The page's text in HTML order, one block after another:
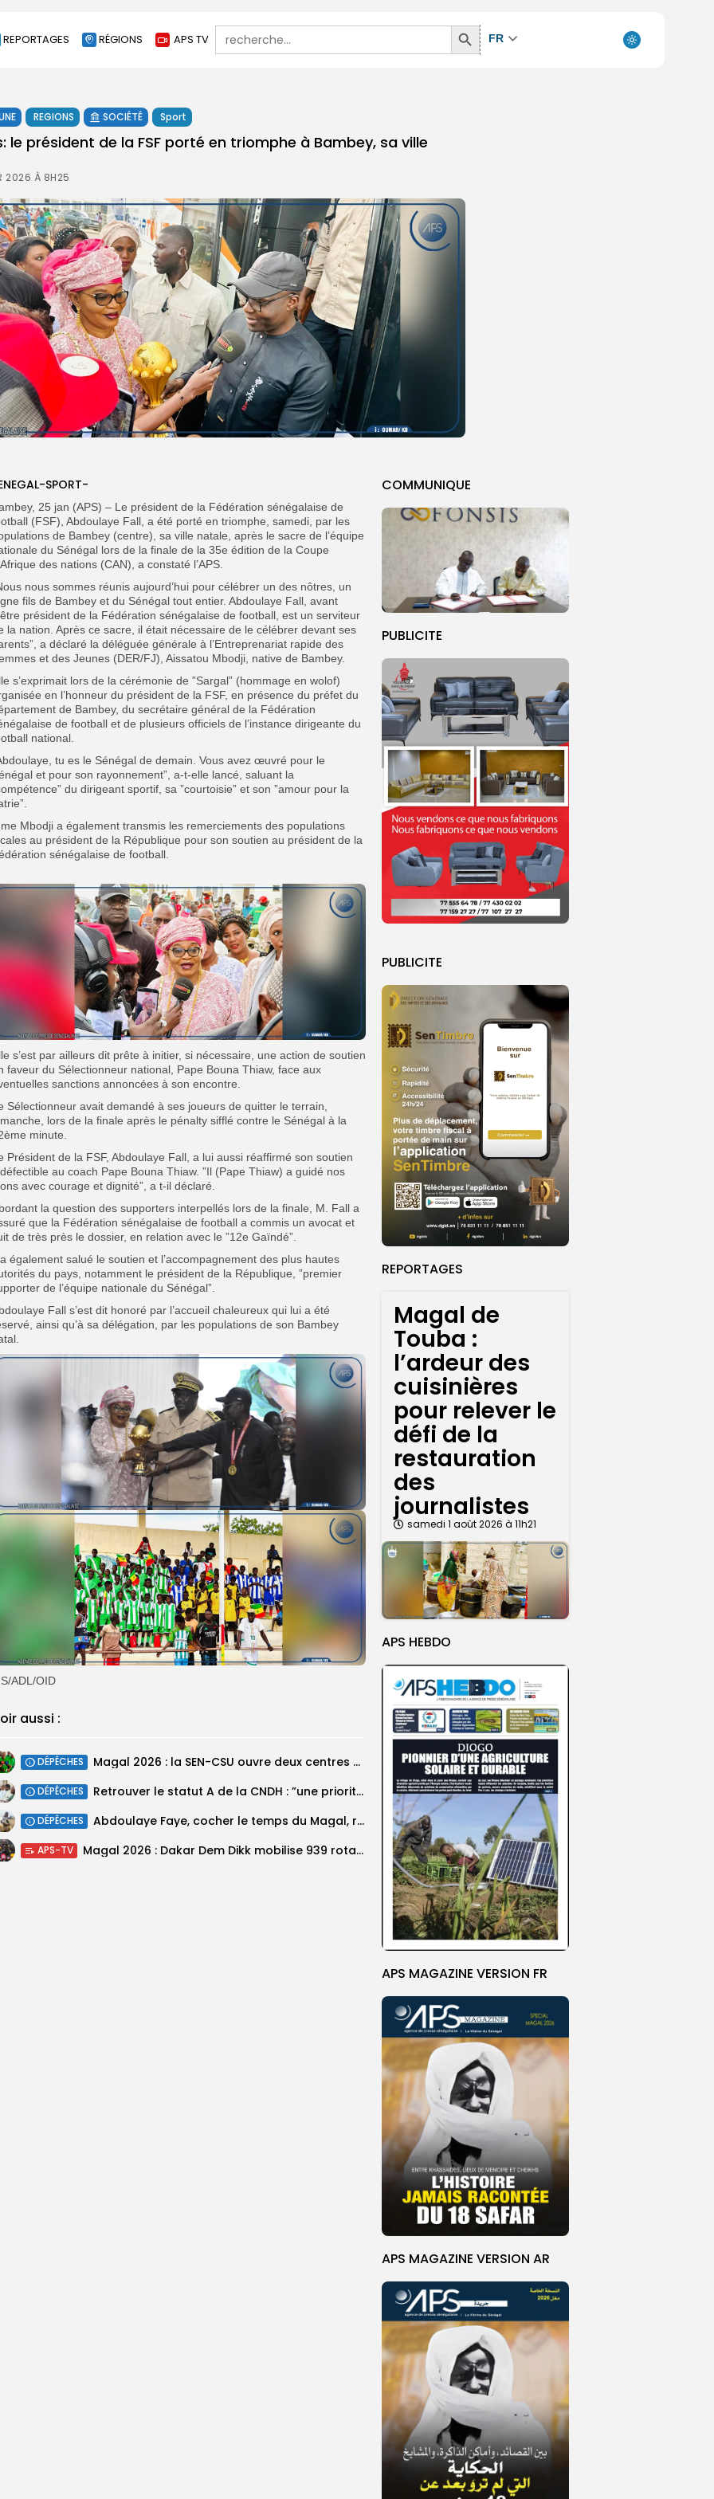
REPORTAGES RÉGIONS APS TV
Search
for:
Search
Button
FR
REGIONS SOCIÉTÉ Sport
le président de la FSF porté en triomphe à Bambey, sa ville
2026 À 8H25
COMMUNIQUE
PUBLICITE
PUBLICITE
REPORTAGES
Magal de
Touba :
l’ardeur des
cuisinières
pour relever le
défi de la
restauration
des
journalistes
samedi 1 août 2026 à 11h21
APS HEBDO
APS MAGAZINE VERSION FR
APS MAGAZINE VERSION AR
SPORT-
25 jan (APS) – Le président de la Fédération sénégalaise de
(FSF), Abdoulaye Fall, a été porté en triomphe, samedi, par les
de Bambey (centre), sa ville natale, après le sacre de l’équipe
du Sénégal lors de la finale de la 35e édition de la Coupe
des nations (CAN), a constaté l’APS.
nous sommes réunis aujourd’hui pour célébrer un des nôtres, un
fils de Bambey et du Sénégal tout entier. Abdoulaye Fall, avant
président de la Fédération sénégalaise de football, est un serviteur
la nation. Après ce sacre, il était nécessaire de le célébrer devant ses
a déclaré la déléguée générale à l’Entreprenariat rapide des
et des Jeunes (DER/FJ), Aissatou Mbodji, native de Bambey.
s’exprimait lors de la cérémonie de ”Sargal” (hommage en wolof)
en l’honneur du président de la FSF, en présence du préfet du
de Bambey, du secrétaire général de la Fédération
de football et de plusieurs officiels de l’instance dirigeante du
national.
tu es le Sénégal de demain. Vous avez œuvré pour le
et pour son rayonnement”, a-t-elle lancé, saluant la
du dirigeant sportif, sa ”courtoisie” et son ”amour pour la
Mbodji a également transmis les remerciements des populations
au président de la République pour son soutien au président de la
sénégalaise de football.
s’est par ailleurs dit prête à initier, si nécessaire, une action de soutien
faveur du Sélectionneur national, Pape Bouna Thiaw, face aux
sanctions annoncées à son encontre.
Sélectionneur avait demandé à ses joueurs de quitter le terrain,
lors de la finale après le pénalty sifflé contre le Sénégal à la
minute.
Président de la FSF, Abdoulaye Fall, a lui aussi réaffirmé son soutien
au coach Pape Bouna Thiaw. ”Il (Pape Thiaw) a guidé nos
avec courage et dignité”, a t-il déclaré.
la question des supporters interpellés lors de la finale, M. Fall a
que la Fédération sénégalaise de football a commis un avocat et
de très près le dossier, en relation avec le ”12e Gaïndé”.
également salué le soutien et l’accompagnement des plus hautes
du pays, notamment le président de la République, ”premier
de l’équipe nationale du Sénégal”.
Fall s’est dit honoré par l’accueil chaleureux qui lui a été
ainsi qu’à sa délégation, par les populations de son Bambey
ADL/OID
aussi :
DÉPÊCHES Magal 2026 : la SEN-CSU ouvre deux centres d’enrôlement à Touba
DÉPÊCHES Retrouver le statut A de la CNDH : ”une priorité nationale”, selon...
DÉPÊCHES Abdoulaye Faye, cocher le temps du Magal, rêve d’un lendemain meilleur
APS-TV Magal 2026 : Dakar Dem Dikk mobilise 939 rotations et transporte près...